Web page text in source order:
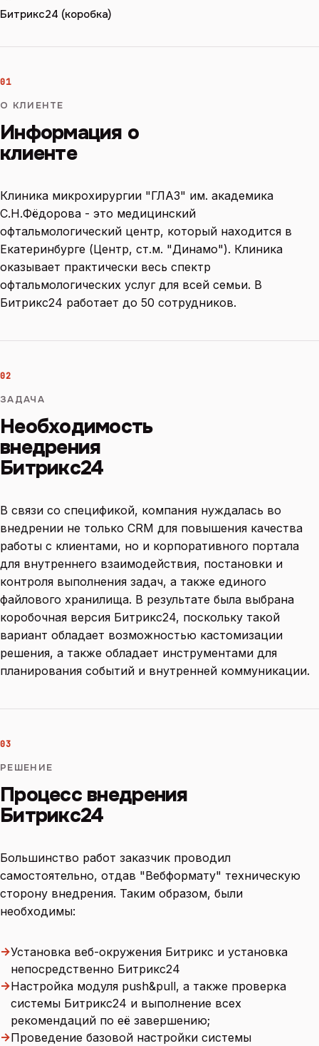
Битрикс24 (коробка)
01
О КЛИЕНТЕ
Информация о
клиенте
Клиника микрохирургии "ГЛАЗ" им. академика
С.Н.Фёдорова - это медицинский
офтальмологический центр, который находится в
Екатеринбурге (Центр, ст.м. "Динамо"). Клиника
оказывает практически весь спектр
офтальмологических услуг для всей семьи. В
Битрикс24 работает до 50 сотрудников.
02
ЗАДАЧА
Необходимость
внедрения
Битрикс24
В связи со спецификой, компания нуждалась во
внедрении не только CRM для повышения качества
работы с клиентами, но и корпоративного портала
для внутреннего взаимодействия, постановки и
контроля выполнения задач, а также единого
файлового хранилища. В результате была выбрана
коробочная версия Битрикс24, поскольку такой
вариант обладает возможностью кастомизации
решения, а также обладает инструментами для
планирования событий и внутренней коммуникации.
03
РЕШЕНИЕ
Процесс внедрения
Битрикс24
Большинство работ заказчик проводил
самостоятельно, отдав "Вебформату" техническую
сторону внедрения. Таким образом, были
необходимы:
→Установка веб-окружения Битрикс и установка
непосредственно Битрикс24
→Настройка модуля push&pull, а также проверка
системы Битрикс24 и выполнение всех
рекомендаций по её завершению;
→Проведение базовой настройки системы